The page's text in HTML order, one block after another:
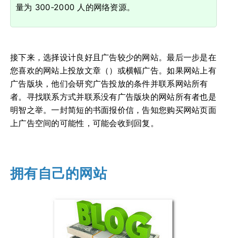
量为 300-2000 人的网络资源。
接下来，选择设计良好且广告较少的网站。最后一步是在
您喜欢的网站上投放文章（）或横幅广告。如果网站上有
广告版块，他们会研究广告投放的条件并联系网站所有
者。寻找联系方式并联系没有广告版块的网站所有者也是
明智之举。一封简短的书面报价信，告知您购买网站页面
上广告空间的可能性，可能会收到回复。
拥有自己的网站